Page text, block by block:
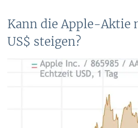
Kann die Apple-Aktie
US$ steigen?